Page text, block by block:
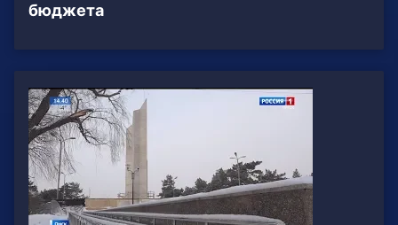
бюджета